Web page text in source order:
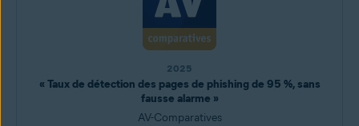
2025
« Taux de détection des pages de phishing de 95 %, sans
fausse alarme »
AV-Comparatives